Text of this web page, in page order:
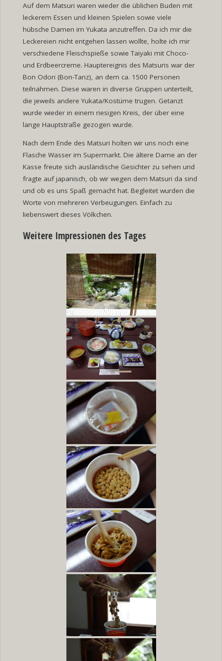
Auf dem Matsuri waren wieder die üblichen Buden mit
leckerem Essen und kleinen Spielen sowie viele
hübsche Damen im Yukata anzutreffen. Da ich mir die
Leckereien nicht entgehen lassen wollte, holte ich mir
verschiedene Fleischspieße sowie Taiyaki mit Choco-
und Erdbeercreme. Hauptereignis des Matsuris war der
Bon Odori (Bon-Tanz), an dem ca. 1500 Personen
teilnahmen. Diese waren in diverse Gruppen unterteilt,
die jeweils andere Yukata/Kostüme trugen. Getanzt
wurde wieder in einem riesigen Kreis, der über eine
lange Hauptstraße gezogen wurde.
Nach dem Ende des Matsuri holten wir uns noch eine
Flasche Wasser im Supermarkt. Die ältere Dame an der
Kasse freute sich ausländische Gesichter zu sehen und
fragte auf japanisch, ob wir wegen dem Matsuri da sind
und ob es uns Spaß gemacht hat. Begleitet wurden die
Worte von mehreren Verbeugungen. Einfach zu
liebenswert dieses Völkchen.
Weitere Impressionen des Tages